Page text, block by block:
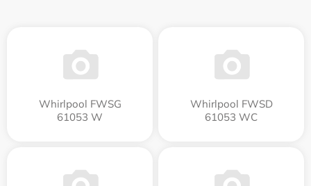
Whirlpool FWSG
61053 W
Whirlpool FWSD
61053 WC